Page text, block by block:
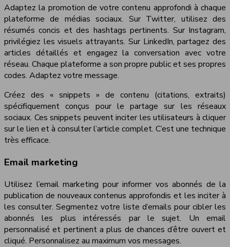
Adaptez la promotion de votre contenu approfondi à chaque
plateforme de médias sociaux. Sur Twitter, utilisez des
résumés concis et des hashtags pertinents. Sur Instagram,
privilégiez les visuels attrayants. Sur LinkedIn, partagez des
articles détaillés et engagez la conversation avec votre
réseau. Chaque plateforme a son propre public et ses propres
codes. Adaptez votre message.
Créez des « snippets » de contenu (citations, extraits)
spécifiquement conçus pour le partage sur les réseaux
sociaux. Ces snippets peuvent inciter les utilisateurs à cliquer
sur le lien et à consulter l’article complet. C’est une technique
très efficace.
Email marketing
Utilisez l’email marketing pour informer vos abonnés de la
publication de nouveaux contenus approfondis et les inciter à
les consulter. Segmentez votre liste d’emails pour cibler les
abonnés les plus intéressés par le sujet. Un email
personnalisé et pertinent a plus de chances d’être ouvert et
cliqué. Personnalisez au maximum vos messages.